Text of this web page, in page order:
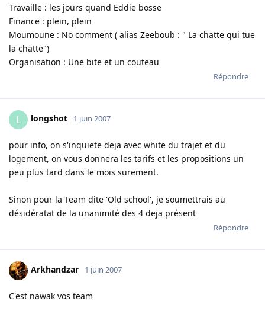
Travaille : les jours quand Eddie bosse
Finance : plein, plein
Moumoune : No comment ( alias Zeeboub : " La chatte qui tue
la chatte")
Organisation : Une bite et un couteau
Répondre
L longshot 1 juin 2007
pour info, on s'inquiete deja avec white du trajet et du
logement, on vous donnera les tarifs et les propositions un
peu plus tard dans le mois surement.
Sinon pour la Team dite 'Old school', je soumettrais au
désidératat de la unanimité des 4 deja présent
Répondre
Arkhandzar 1 juin 2007
C'est nawak vos team